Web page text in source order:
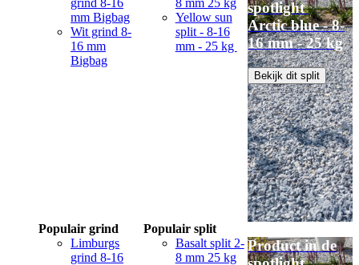
mm Bigbag
Wit grind 8-
16 mm
Bigbag
Yellow sun
split - 8-16
mm - 25 kg
spotlight
Arctic blue - 8-
16 mm - 25 kg
Bekijk dit split
Populair grind
Limburgs
grind 8-16
Populair split
Basalt split 2-
8 mm 25 kg
Product in de